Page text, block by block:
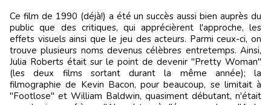
Ce film de 1990 (déjà!) a été un succès aussi bien auprès du
public que des critiques, qui apprécièrent l'approche, les
effets visuels ainsi que le jeu des acteurs. Parmi ceux-ci, on
trouve plusieurs noms devenus célèbres entretemps. Ainsi,
Julia Roberts était sur le point de devenir "Pretty Woman"
(les deux films sortant durant la même année); la
filmographie de Kevin Bacon, pour beaucoup, se limitait à
"Footlose" et William Baldwin, quasiment débutant, n'était